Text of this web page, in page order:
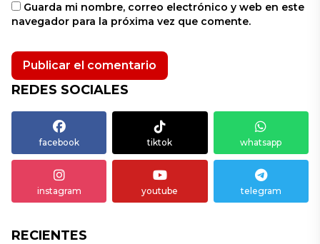
Guarda mi nombre, correo electrónico y web en este
navegador para la próxima vez que comente.
REDES SOCIALES
facebook tiktok whatsapp
instagram youtube telegram
RECIENTES